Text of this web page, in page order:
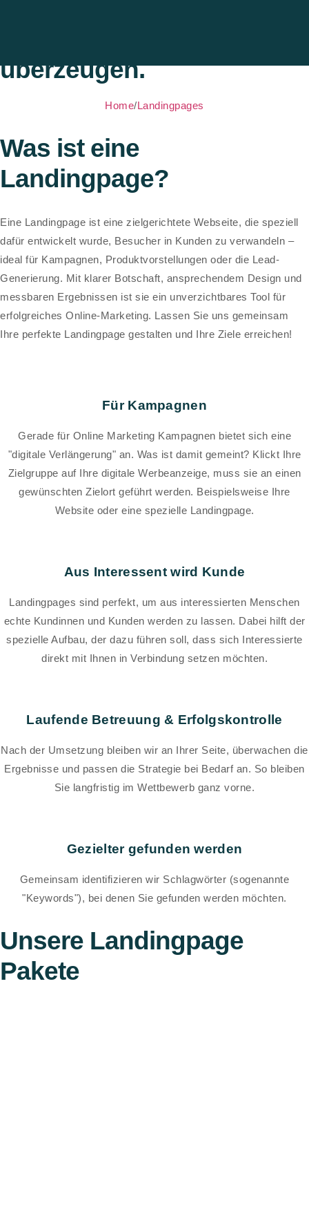
überzeugen.
Home/Landingpages
Was ist eine
Landingpage?
Eine Landingpage ist eine zielgerichtete Webseite, die speziell
dafür entwickelt wurde, Besucher in Kunden zu verwandeln –
ideal für Kampagnen, Produktvorstellungen oder die Lead-
Generierung. Mit klarer Botschaft, ansprechendem Design und
messbaren Ergebnissen ist sie ein unverzichtbares Tool für
erfolgreiches Online-Marketing. Lassen Sie uns gemeinsam
Ihre perfekte Landingpage gestalten und Ihre Ziele erreichen!
Für Kampagnen
Gerade für Online Marketing Kampagnen bietet sich eine
"digitale Verlängerung" an. Was ist damit gemeint? Klickt Ihre
Zielgruppe auf Ihre digitale Werbeanzeige, muss sie an einen
gewünschten Zielort geführt werden. Beispielsweise Ihre
Website oder eine spezielle Landingpage.
Aus Interessent wird Kunde
Landingpages sind perfekt, um aus interessierten Menschen
echte Kundinnen und Kunden werden zu lassen. Dabei hilft der
spezielle Aufbau, der dazu führen soll, dass sich Interessierte
direkt mit Ihnen in Verbindung setzen möchten.
Laufende Betreuung & Erfolgskontrolle
Nach der Umsetzung bleiben wir an Ihrer Seite, überwachen die
Ergebnisse und passen die Strategie bei Bedarf an. So bleiben
Sie langfristig im Wettbewerb ganz vorne.
Gezielter gefunden werden
Gemeinsam identifizieren wir Schlagwörter (sogenannte
"Keywords"), bei denen Sie gefunden werden möchten.
Unsere Landingpage
Pakete